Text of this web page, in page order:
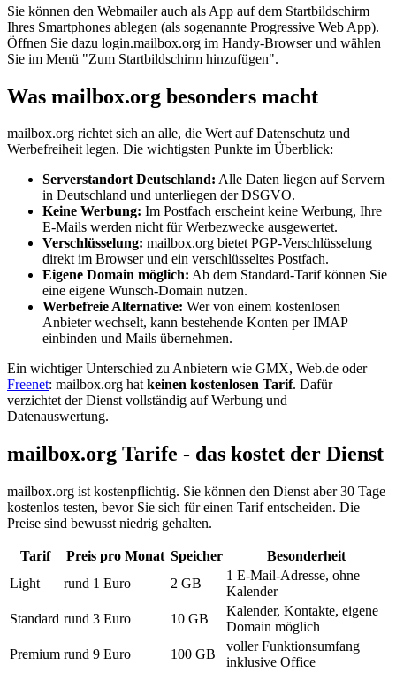
Sie können den Webmailer auch als App auf dem Startbildschirm
Ihres Smartphones ablegen (als sogenannte Progressive Web App).
Öffnen Sie dazu login.mailbox.org im Handy-Browser und wählen
Sie im Menü "Zum Startbildschirm hinzufügen".
Was mailbox.org besonders macht
mailbox.org richtet sich an alle, die Wert auf Datenschutz und
Werbefreiheit legen. Die wichtigsten Punkte im Überblick:
Serverstandort Deutschland: Alle Daten liegen auf Servern
in Deutschland und unterliegen der DSGVO.
Keine Werbung: Im Postfach erscheint keine Werbung, Ihre
E-Mails werden nicht für Werbezwecke ausgewertet.
Verschlüsselung: mailbox.org bietet PGP-Verschlüsselung
direkt im Browser und ein verschlüsseltes Postfach.
Eigene Domain möglich: Ab dem Standard-Tarif können Sie
eine eigene Wunsch-Domain nutzen.
Werbefreie Alternative: Wer von einem kostenlosen
Anbieter wechselt, kann bestehende Konten per IMAP
einbinden und Mails übernehmen.
Ein wichtiger Unterschied zu Anbietern wie GMX, Web.de oder
Freenet: mailbox.org hatkeinen kostenlosen Tarif. Dafür
verzichtet der Dienst vollständig auf Werbung und
Datenauswertung.
mailbox.org Tarife - das kostet der Dienst
mailbox.org ist kostenpflichtig. Sie können den Dienst aber 30 Tage
kostenlos testen, bevor Sie sich für einen Tarif entscheiden. Die
Preise sind bewusst niedrig gehalten.
Tarif Preis pro Monat Speicher
Besonderheit
Light
rund 1 Euro 2 GB
1 E-Mail-Adresse, ohne
Kalender
Standard rund 3 Euro 10 GB
Kalender, Kontakte, eigene
Domain möglich
Premium rund 9 Euro 100 GB
voller Funktionsumfang
inklusive Office